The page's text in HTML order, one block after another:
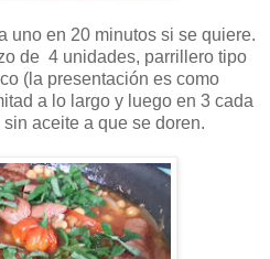
uno en 20 minutos si se quiere.
de 4 unidades, parrillero tipo
(la presentación es como
a lo largo y luego en 3 cada
aceite a que se doren.